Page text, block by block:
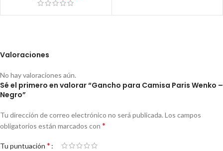
Valoraciones
No hay valoraciones aún.
Sé el primero en valorar “Gancho para Camisa Paris Wenko –
Negro”
Tu dirección de correo electrónico no será publicada. Los campos
obligatorios están marcados con *
Tu puntuación *